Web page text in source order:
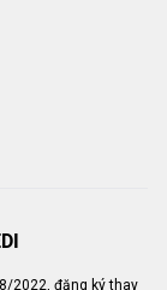
2022, đăng ký thay